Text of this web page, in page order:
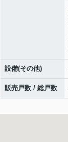
設備(その他)
販売戸数 / 総戸数